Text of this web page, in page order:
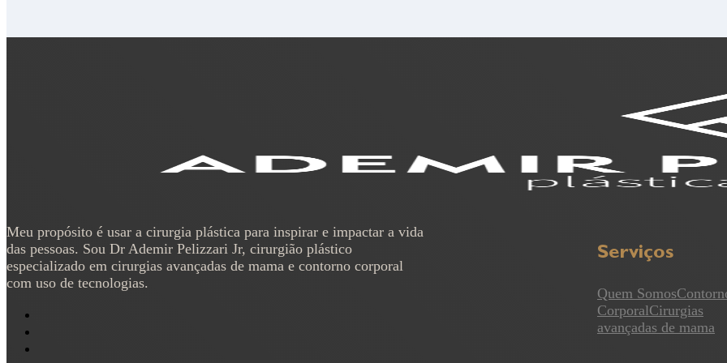
Meu propósito é usar a cirurgia plástica para inspirar e impactar a vida
das pessoas. Sou Dr Ademir Pelizzari Jr, cirurgião plástico
especializado em cirurgias avançadas de mama e contorno corporal
com uso de tecnologias.
Serviços
Quem Somos
CorporalCirurgias
avançadas de mama